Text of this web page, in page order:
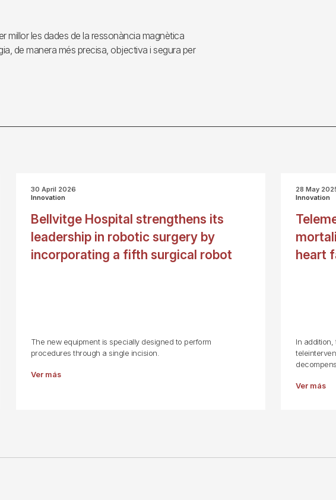
millor les dades de la ressonància magnètica
de manera més precisa, objectiva i segura per
30 April 2026
Innovation
Bellvitge Hospital strengthens its
leadership in robotic surgery by
incorporating a fifth surgical robot
The new equipment is specially designed to perform
procedures through a single incision.
Ver más
28 May
Innovation
heart
In
Ver más